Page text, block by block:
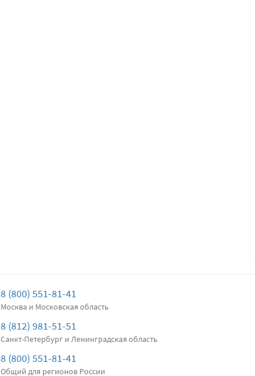
Подробнее
8 (800) 551-81-41
Москва и Московская область
8 (812) 981-51-51
Санкт-Петербург и Ленинградская область
8 (800) 551-81-41
Общий для регионов России